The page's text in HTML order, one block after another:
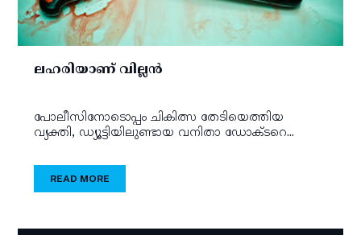
ലഹരിയാണ് വില്ലന്‍
പോലീസിനോടൊപ്പം ചികിത്സ തേടിയെത്തിയ
വ്യക്തി, ഡ്യൂട്ടിയിലുണ്ടായ വനിതാ ഡോക്ടറെ...
READ MORE